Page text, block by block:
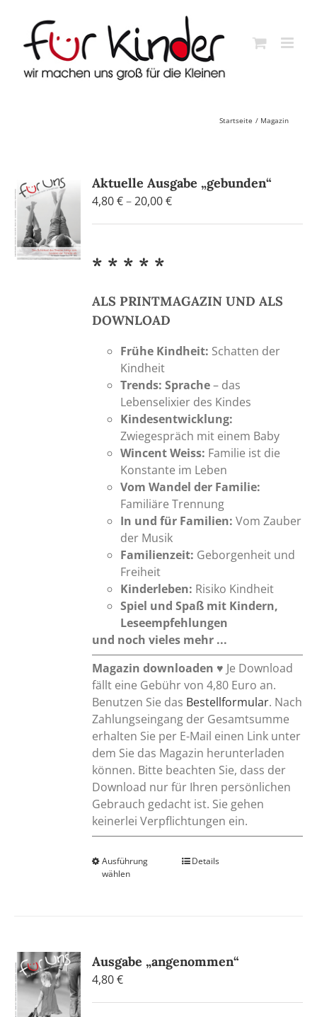
content
Startseite Magazin
Aktuelle Ausgabe „gebunden“
4,80€–20,00€Preisspanne:
* * * * *
ALS PRINTMAGAZIN UND ALS
DOWNLOAD
Frühe Kindheit: Schatten der
Kindheit
Trends: Sprache– das
Lebenselixier des Kindes
Kindesentwicklung:
Zwiegespräch mit einem Baby
Wincent Weiss: Familie ist die
Konstante im Leben
Vom Wandel der Familie:
Familiäre Trennung
In und für Familien: Vom Zauber
der Musik
Familienzeit: Geborgenheit und
Freiheit
Kinderleben: Risiko Kindheit
Spiel und Spaß mit Kindern,
Leseempfehlungen
und noch vieles mehr ...
Magazin downloaden ♥ Je Download
fällt eine Gebühr von 4,80 Euro an.
Benutzen Sie das Bestellformular. Nach
Zahlungseingang der Gesamtsumme
erhalten Sie per E-Mail einen Link unter
dem Sie das Magazin herunterladen
können. Bitte beachten Sie, dass der
Download nur für Ihren persönlichen
Gebrauch gedacht ist. Sie gehen
keinerlei Verpflichtungen ein.
Ausführung
wählen
Dieses
Die
können
Details
Ausgabe „angenommen“
4,80€